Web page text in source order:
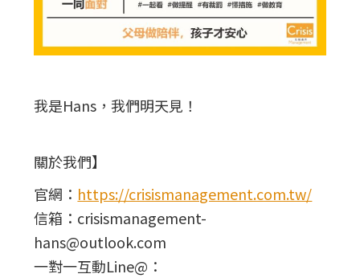
我是Hans，我們明天見！
關於我們】
官網： https://crisismanagement.com.tw/
信箱：crisismanagement-
hans@outlook.com
一對一互動Line@：